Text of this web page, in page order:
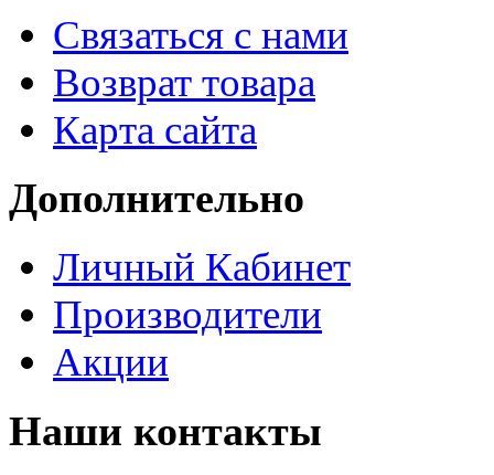
Связаться с нами
Возврат товара
Карта сайта
Дополнительно
Личный Кабинет
Производители
Акции
Наши контакты